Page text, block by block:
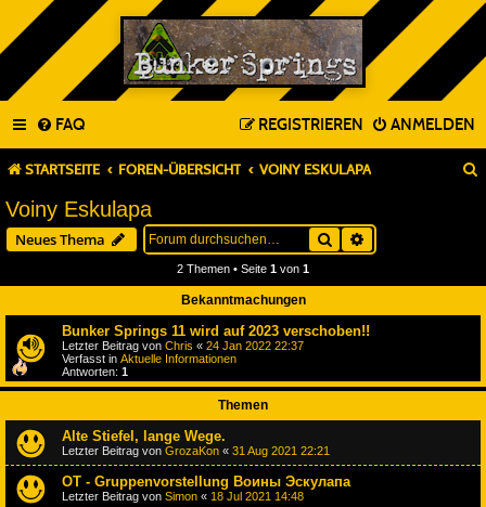
FAQ ANMELDEN
REGISTRIEREN
STARTSEITE FOREN-ÜBERSICHT VOINY ESKULAPA
Voiny Eskulapa
Neues Thema Suche
2 Themen • Seite 1 von 1
Bekanntmachungen
Bunker Springs 11 wird auf 2023 verschoben!!
Letzter Beitrag von Chris « 24 Jan 2022 22:37
Verfasst in Aktuelle Informationen
Antworten: 1
Themen
Alte Stiefel, lange Wege.
Letzter Beitrag von GrozaKon « 31 Aug 2021 22:21
OT - Gruppenvorstellung Воины Эскулапа
Letzter Beitrag von Simon « 18 Jul 2021 14:48